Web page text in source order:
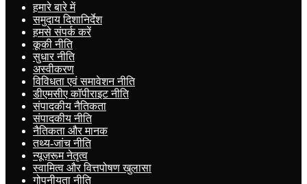
हमारे बारे में
समुदाय दिशानिर्देश
हमसे संपर्क करें
कूकी नीति
सुधार नीति
अस्वीकरण
विविधता एवं समावेशन नीति
डीएमसीए कॉपीराइट नीति
संपादकीय नैतिकता
संपादकीय नीति
नैतिकता और मानक
तथ्य-जांच नीति
न्यूज़रूम नेतृत्व
स्वामित्व और वित्तपोषण खुलासा
गोपनीयता नीति